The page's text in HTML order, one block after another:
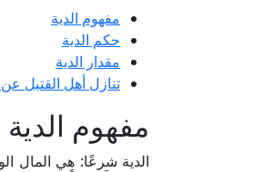
مفهوم الدية
حكم الدية
مقدار الدية
تنازل أهل القتيل عن
مفهوم الدية
الدية شرعًا: هي المال